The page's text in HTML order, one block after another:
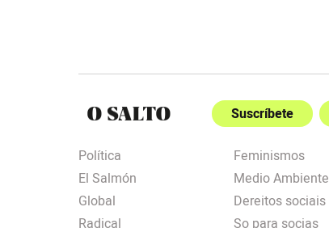
Suscríbete
Política
El Salmón
Global
Feminismos
Medio Ambiente
Dereitos sociais